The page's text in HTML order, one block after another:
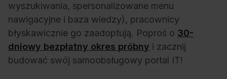
wyszukiwania, spersonalizowane menu
nawigacyjne i baza wiedzy), pracownicy
błyskawicznie go zaadoptują. Poproś o 30-
dniowy bezpłatny okres próbny i zacznij
budować swój samoobsługowy portal IT!